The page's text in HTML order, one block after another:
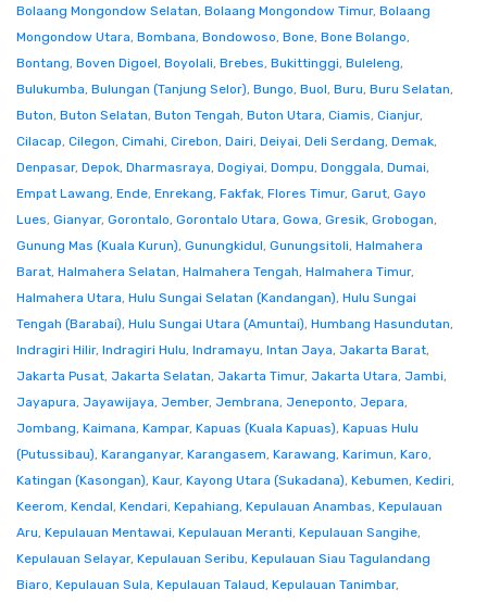
Bolaang Mongondow Selatan, Bolaang Mongondow Timur, Bolaang
Mongondow Utara, Bombana, Bondowoso, Bone, Bone Bolango,
Bontang, Boven Digoel, Boyolali, Brebes, Bukittinggi, Buleleng,
Bulukumba, Bulungan (Tanjung Selor), Bungo, Buol, Buru, Buru Selatan,
Buton, Buton Selatan, Buton Tengah, Buton Utara, Ciamis, Cianjur,
Cilacap, Cilegon, Cimahi, Cirebon, Dairi, Deiyai, Deli Serdang, Demak,
Denpasar, Depok, Dharmasraya, Dogiyai, Dompu, Donggala, Dumai,
Empat Lawang, Ende, Enrekang, Fakfak, Flores Timur, Garut, Gayo
Lues, Gianyar, Gorontalo, Gorontalo Utara, Gowa, Gresik, Grobogan,
Gunung Mas (Kuala Kurun), Gunungkidul, Gunungsitoli, Halmahera
Barat, Halmahera Selatan, Halmahera Tengah, Halmahera Timur,
Halmahera Utara, Hulu Sungai Selatan (Kandangan), Hulu Sungai
Tengah (Barabai), Hulu Sungai Utara (Amuntai), Humbang Hasundutan,
Indragiri Hilir, Indragiri Hulu, Indramayu, Intan Jaya, Jakarta Barat,
Jakarta Pusat, Jakarta Selatan, Jakarta Timur, Jakarta Utara, Jambi,
Jayapura, Jayawijaya, Jember, Jembrana, Jeneponto, Jepara,
Jombang, Kaimana, Kampar, Kapuas (Kuala Kapuas), Kapuas Hulu
(Putussibau), Karanganyar, Karangasem, Karawang, Karimun, Karo,
Katingan (Kasongan), Kaur, Kayong Utara (Sukadana), Kebumen, Kediri,
Keerom, Kendal, Kendari, Kepahiang, Kepulauan Anambas, Kepulauan
Aru, Kepulauan Mentawai, Kepulauan Meranti, Kepulauan Sangihe,
Kepulauan Selayar, Kepulauan Seribu, Kepulauan Siau Tagulandang
Biaro, Kepulauan Sula, Kepulauan Talaud, Kepulauan Tanimbar,